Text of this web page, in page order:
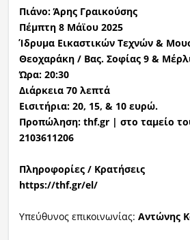
Πιάνο: Άρης Γραικούσης
Πέμπτη 8 Μάϊου 2025
Ίδρυμα Εικαστικών Τεχνών &
Θεοχαράκη / Βας. Σοφίας 9 &
Ώρα: 20:30
Διάρκεια 70 λεπτά
Εισιτήρια: 20, 15, & 10 ευρώ.
Προπώληση: thf.gr | στο ταμείο
2103611206
Πληροφορίες / Κρατήσεις
https://thf.gr/el/
Υπεύθυνος επικοινωνίας: Αντώνης